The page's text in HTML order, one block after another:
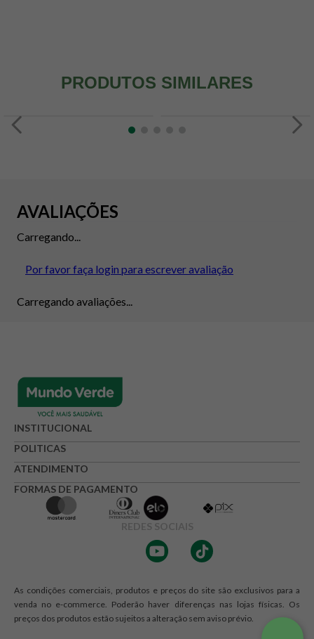
PRODUTOS SIMILARES
AVALIAÇÕES
Carregando...
Por favor faça login para escrever avaliação
Carregando avaliações...
INSTITUCIONAL
POLITICAS
ATENDIMENTO
FORMAS DE PAGAMENTO
REDES SOCIAIS
As condições comerciais, produtos e preços do site são exclusivos para a
venda no e-commerce. Poderão haver diferenças nas lojas físicas. Os
preços dos produtos estão sujeitos a alteração sem aviso prévio.